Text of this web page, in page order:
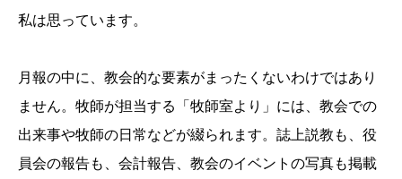
私は思っています。
月報の中に、教会的な要素がまったくないわけではあり
ません。牧師が担当する「牧師室より」には、教会での
出来事や牧師の日常などが綴られます。誌上説教も、役
員会の報告も、会計報告、教会のイベントの写真も掲載